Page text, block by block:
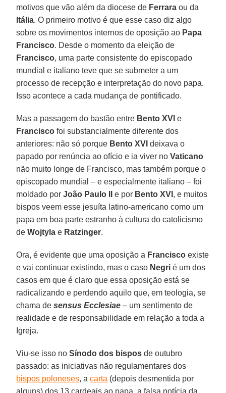
motivos que vão além da diocese de Ferrara ou da
Itália. O primeiro motivo é que esse caso diz algo
sobre os movimentos internos de oposição ao Papa
Francisco. Desde o momento da eleição de
Francisco, uma parte consistente do episcopado
mundial e italiano teve que se submeter a um
processo de recepção e interpretação do novo papa.
Isso acontece a cada mudança de pontificado.
Mas a passagem do bastão entre Bento XVI e
Francisco foi substancialmente diferente dos
anteriores: não só porque Bento XVI deixava o
papado por renúncia ao ofício e ia viver noVaticano
não muito longe de Francisco, mas também porque o
episcopado mundial – e especialmente italiano – foi
moldado porJoão Paulo II e por Bento XVI , e muitos
bispos veem esse jesuíta latino-americano como um
papa em boa parte estranho à cultura do catolicismo
deWojtyla e Ratzinger.
Ora, é evidente que uma oposição a Francisco existe
e vai continuar existindo, mas o caso Negri é um dos
casos em que é claro que essa oposição está se
radicalizando e perdendo aquilo que, em teologia, se
chama desensus Ecclesiae – um sentimento de
realidade e de responsabilidade em relação a toda a
Igreja.
Viu-se isso noSínodo dos bispos de outubro
passado: as iniciativas não regulamentares dos
bispos poloneses, acarta (depois desmentida por
alguns) dos 13 cardeais ao papa, a falsa notícia da